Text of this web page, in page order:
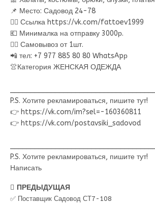
📌 Место: Садовод 24-78
👉🏻 Ссылка https://vk.com/fattoev1999
💶 Минималка на отправку 3000р.
🚶‍♂ Самовывоз от 1шт.
📲 тел: +7 977 885 80 80 WhatsApр
👚Категория ЖЕНСКАЯ ОДЕЖДА
P.S. Хотите рекламироваться, пишите тут!
👉 https://vk.com/im?sel=-160360811
👉 https://vk.com/postavsiki_sadovod
P.S. Хотите рекламироваться, пишите тут!
Написать
ПРЕДЫДУЩАЯ
✅ Поставщик Садовод СТ7-108